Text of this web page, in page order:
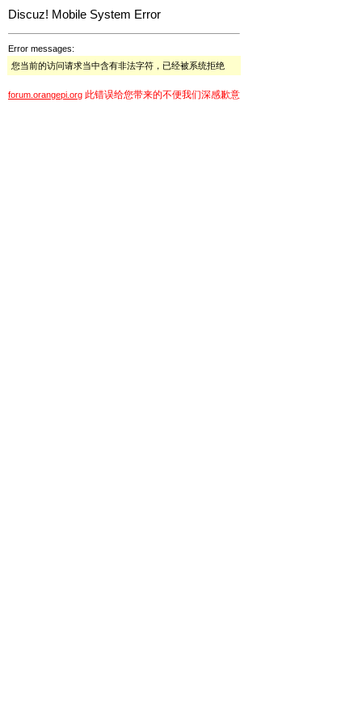
Discuz! Mobile System Error
Error messages:
您当前的访问请求当中含有非法字符，已经被系统拒绝
forum.orangepi.org 此错误给您带来的不便我们深感歉意